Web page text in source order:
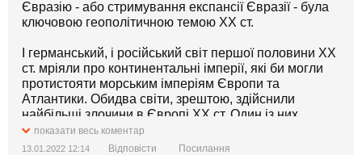
Євразію - або стримування експансії Євразії - була
ключовою геополітичною темою ХХ ст.
І германський, і російський світ першої половини ХХ
ст. мріяли про континентальні імперії, які би могли
протистояти морським імперіям Європи та
Атлантики. Обидва світи, зрештою, здійснили
найбільші злочини в Європі ХХ ст. Один із них,
російський, мріє повернутися.
показати весь коментар
13.01.2022 12:14 Відповісти Посилання